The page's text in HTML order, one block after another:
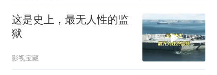
这是史上，最无人性的监
狱
影视宝藏